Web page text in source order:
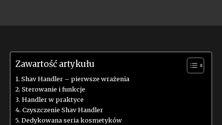
Zawartość artykułu
Shav Handler – pierwsze wrażenia
Sterowanie i funkcje
Handler w praktyce
Czyszczenie Shav Handler
Dedykowana seria kosmetyków